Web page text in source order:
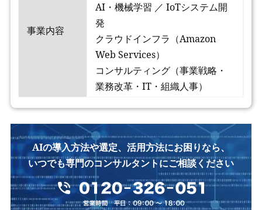
事業内容
AI・機械学習 ／ IoTシステム開
発
クラウドインフラ（Amazon
Web Services）
コンサルティング（事業戦略・
業務改革・IT・組織人事）
AIの導入方法や選定、活用方法にお困りなら、
いつでも専門のコンサルタントにご相談ください